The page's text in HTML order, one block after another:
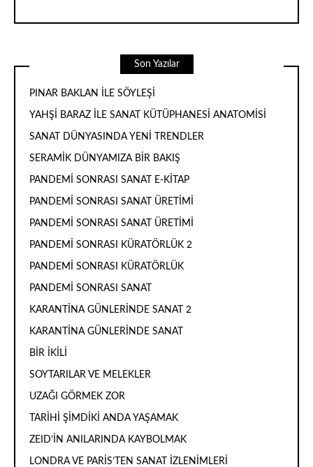
Son Yazılar
PINAR BAKLAN İLE SÖYLEŞİ
YAHŞİ BARAZ İLE SANAT KÜTÜPHANESİ ANATOMİSİ
SANAT DÜNYASINDA YENİ TRENDLER
SERAMİK DÜNYAMIZA BİR BAKIŞ
PANDEMİ SONRASI SANAT E-KİTAP
PANDEMİ SONRASI SANAT ÜRETİMİ
PANDEMİ SONRASI SANAT ÜRETİMİ
PANDEMİ SONRASI KÜRATÖRLÜK 2
PANDEMİ SONRASI KÜRATÖRLÜK
PANDEMİ SONRASI SANAT
KARANTİNA GÜNLERİNDE SANAT 2
KARANTİNA GÜNLERİNDE SANAT
BİR İKİLİ
SOYTARILAR VE MELEKLER
UZAĞI GÖRMEK ZOR
TARİHİ ŞİMDİKİ ANDA YAŞAMAK
ZEID’İN ANILARINDA KAYBOLMAK
LONDRA VE PARİS’TEN SANAT İZLENİMLERİ